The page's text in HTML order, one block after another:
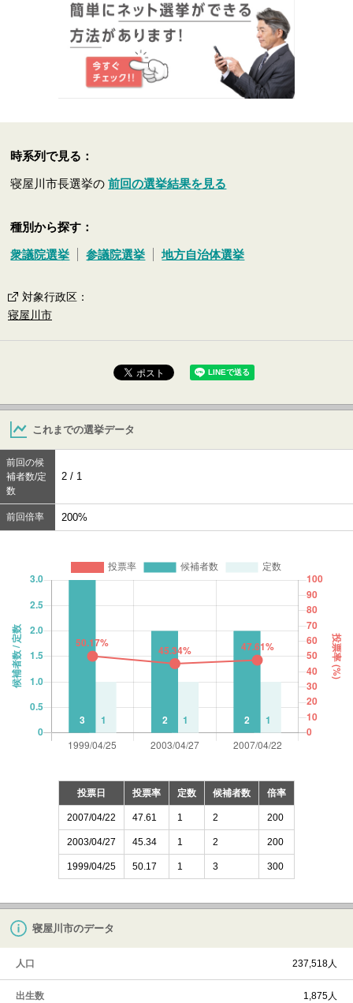
時系列で見る：
寝屋川市長選挙の前回の選挙結果を見る
種別から探す：
衆議院選挙 参議院選挙 地方自治体選挙
対象行政区 ：
寝屋川市
これまでの選挙データ
前回の候
補者数/定
数
2 / 1
前回倍率 200%
投票日 投票率 定数 候補者数 倍率
2007/04/22 47.61 1 2 200
2003/04/27 45.34 1 2 200
1999/04/25 50.17 1 3 300
寝屋川市のデータ
人口 237,518人
出生数 1,875人